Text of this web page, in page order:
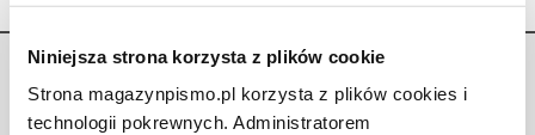
Niniejsza strona korzysta z plików cookie
Strona magazynpismo.pl korzysta z plików cookies i
technologii pokrewnych. Administratorem